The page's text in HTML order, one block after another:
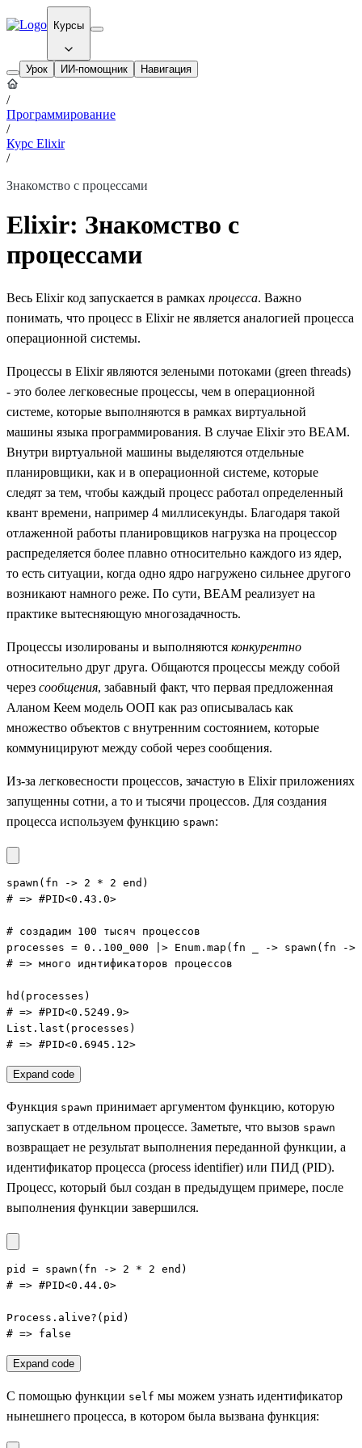
Курсы
Урок ИИ-помощник Навигация
/
Программирование
/
Курс Elixir
/
Знакомство с процессами
Elixir: Знакомство с
процессами
Весь Elixir код запускается в рамках процесса. Важно
понимать, что процесс в Elixir не является аналогией процесса
операционной системы.
Процессы в Elixir являются зелеными потоками (green threads)
- это более легковесные процессы, чем в операционной
системе, которые выполняются в рамках виртуальной
машины языка программирования. В случае Elixir это BEAM.
Внутри виртуальной машины выделяются отдельные
планировщики, как и в операционной системе, которые
следят за тем, чтобы каждый процесс работал определенный
квант времени, например 4 миллисекунды. Благодаря такой
отлаженной работы планировщиков нагрузка на процессор
распределяется более плавно относительно каждого из ядер,
то есть ситуации, когда одно ядро нагружено сильнее другого
возникают намного реже. По сути, BEAM реализует на
практике вытесняющую многозадачность.
Процессы изолированы и выполняются конкурентно
относительно друг друга. Общаются процессы между собой
через сообщения, забавный факт, что первая предложенная
Аланом Кеем модель ООП как раз описывалась как
множество объектов с внутренним состоянием, которые
коммуницируют между собой через сообщения.
Из-за легковесности процессов, зачастую в Elixir приложениях
запущенны сотни, а то и тысячи процессов. Для создания
процесса используем функцию spawn:
spawn(fn -> 2 * 2 end)
# => #PID<0.43.0>
# создадим 100 тысяч процессов
processes = 0..100_000 |> Enum.map(fn _ -> spawn(fn -
# => много иднтификаторов процессов
hd(processes)
# => #PID<0.5249.9>
List.last(processes)
# => #PID<0.6945.12>
Expand code
Функция spawn принимает аргументом функцию, которую
запускает в отдельном процессе. Заметьте, что вызов spawn
возвращает не результат выполнения переданной функции, а
идентификатор процесса (process identifier) или ПИД (PID).
Процесс, который был создан в предыдущем примере, после
выполнения функции завершился.
pid = spawn(fn -> 2 * 2 end)
# => #PID<0.44.0>
Process.alive?(pid)
# => false
Expand code
С помощью функции self мы можем узнать идентификатор
нынешнего процесса, в котором была вызвана функция: